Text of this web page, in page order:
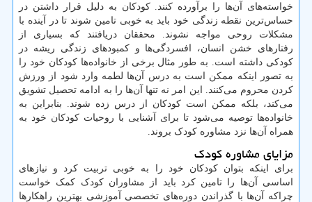
خواسته‌های آن‌ها را برآورده کنند. کودکان به دلیل قرار داشتن در
حساس‌ترین نقطه زندگی خود باید به خوبی تامین شوند تا در آینده با
مشکلات روحی مواجه نشوند. محققان دریافتند که بسیاری از
رفتارهای خشن انسان، افسردگی‌ها و کمبودهای زندگی ریشه در
کودکی داشته است. به طور مثال برخی از خانواده‌ها کودکان خود را
به تصور اینکه ممکن است به درس آن‌ها لطمه وارد شود از ورزش
کردن محروم می‌کنند. این امر نه تنها آن‌ها را به ادامه تحصیل تشویق
می‌کند، بلکه ممکن است کودکان از درس زده شوند. بنابراین به
خانواده‌ها توصیه می‌شود تا برای آشنایی با روحیات کودکان خود به
همراه آن‌ها نزد مشاوره کودک بروند.
مزایای مشاوره کودک
برای اینکه بتوان کودکان خود را به خوبی تربیت کرد و نیازهای
اساسی آن‌ها را تامین کرد باید از مشاوران کودک کمک خواست
چراکه آن‌ها با گذراندن دوره‌های تخصصی آموزشی بهترین راهکارها